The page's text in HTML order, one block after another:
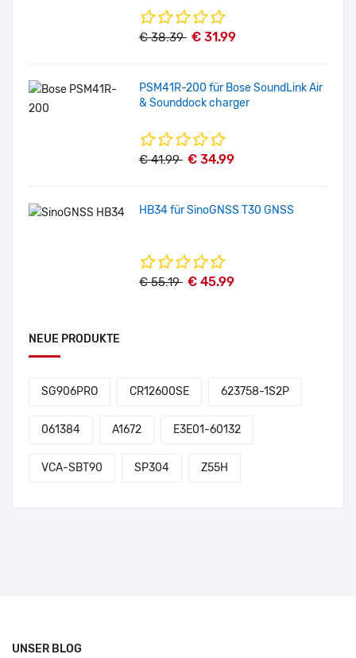
€ 38.39 € 31.99
PSM41R-200 für Bose SoundLink Air
& Sounddock charger
€ 41.99 € 34.99
HB34 für SinoGNSS T30 GNSS
€ 55.19 € 45.99
NEUE PRODUKTE
SG906PRO CR12600SE 623758-1S2P
061384 A1672 E3E01-60132
VCA-SBT90 SP304 Z55H
UNSER BLOG